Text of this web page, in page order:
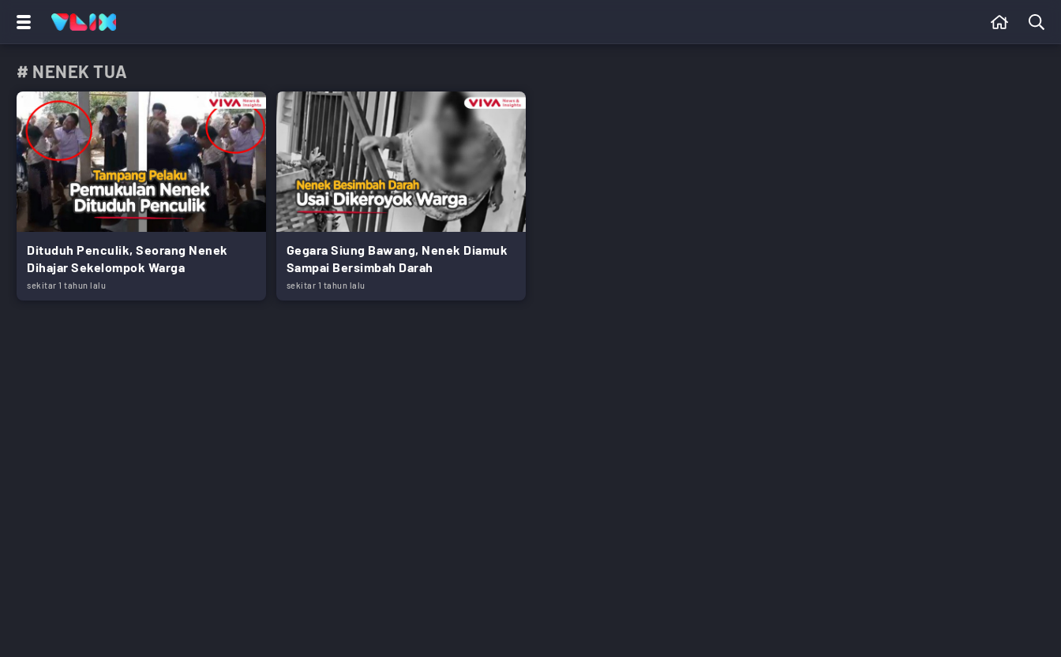
# NENEK TUA
Dituduh Penculik, Seorang Nenek
Dihajar Sekelompok Warga
sekitar 1 tahun lalu
Gegara Siung Bawang, Nenek Diamuk
Sampai Bersimbah Darah
sekitar 1 tahun lalu